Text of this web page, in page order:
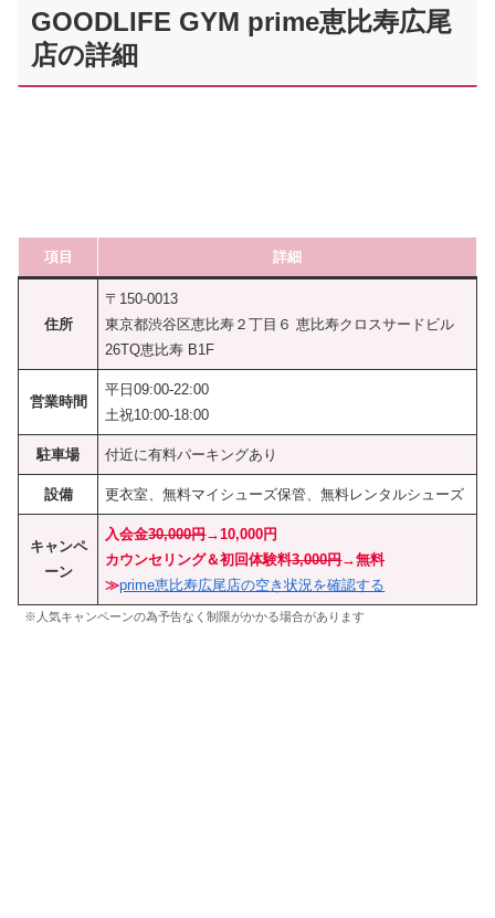
GOODLIFE GYM prime恵比寿広尾
店の詳細
項目 詳細
住所
〒150-0013
東京都渋谷区恵比寿２丁目６ 恵比寿クロスサードビル
26TQ恵比寿 B1F
営業時間
平日09:00-22:00
土祝10:00-18:00
駐車場 付近に有料パーキングあり
設備 更衣室、無料マイシューズ保管、無料レンタルシューズ
キャンペ
ーン
入会金30,000円→10,000円
カウンセリング＆初回体験料3,000円→無料
≫prime恵比寿広尾店の空き状況を確認する
※人気キャンペーンの為予告なく制限がかかる場合があります